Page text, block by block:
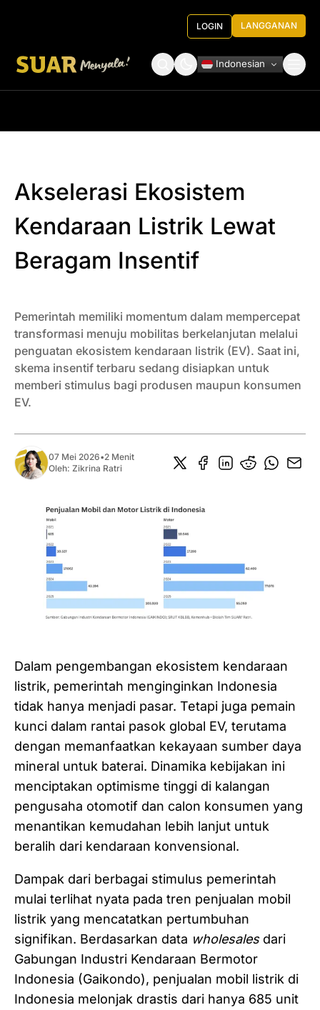
LOGIN LANGGANAN
Indonesian
Akselerasi Ekosistem
Kendaraan Listrik Lewat
Beragam Insentif
Pemerintah memiliki momentum dalam mempercepat
transformasi menuju mobilitas berkelanjutan melalui
penguatan ekosistem kendaraan listrik (EV). Saat ini,
skema insentif terbaru sedang disiapkan untuk
memberi stimulus bagi produsen maupun konsumen
EV.
07 Mei 2026•2 Menit
Oleh: Zikrina Ratri
Dalam pengembangan ekosistem kendaraan
listrik, pemerintah menginginkan Indonesia
tidak hanya menjadi pasar. Tetapi juga pemain
kunci dalam rantai pasok global EV, terutama
dengan memanfaatkan kekayaan sumber daya
mineral untuk baterai. Dinamika kebijakan ini
menciptakan optimisme tinggi di kalangan
pengusaha otomotif dan calon konsumen yang
menantikan kemudahan lebih lanjut untuk
beralih dari kendaraan konvensional.
Dampak dari berbagai stimulus pemerintah
mulai terlihat nyata pada tren penjualan mobil
listrik yang mencatatkan pertumbuhan
signifikan. Berdasarkan data wholesalesdari
Gabungan Industri Kendaraan Bermotor
Indonesia (Gaikondo), penjualan mobil listrik di
Indonesia melonjak drastis dari hanya 685 unit